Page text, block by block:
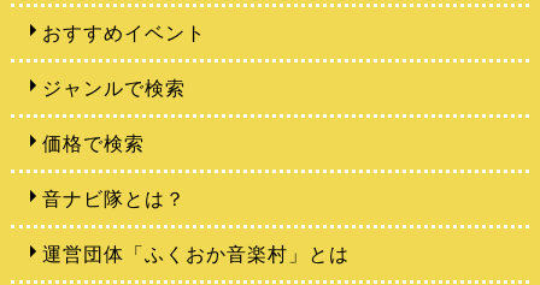
おすすめイベント
ジャンルで検索
価格で検索
音ナビ隊とは？
運営団体「ふくおか音楽村」とは